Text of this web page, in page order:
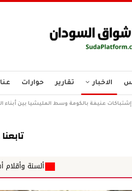
الاخبار تقارير حوارات
عنيفة بالكومة وسط المليشيا بين أبناء
ألسنة وأقلام أهو فجر جديد .. ؟ د.